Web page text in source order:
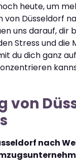
heute, um
von Düsseldorf
uns darauf, dir
Stress und die
du dich ganz
von
nach